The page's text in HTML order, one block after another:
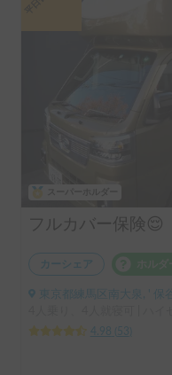
カーシェア
東京都練馬区南大泉, ' 保谷
4.98
53